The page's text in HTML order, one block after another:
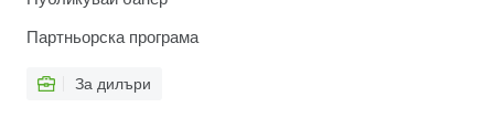
Партньорска програма
За дилъри